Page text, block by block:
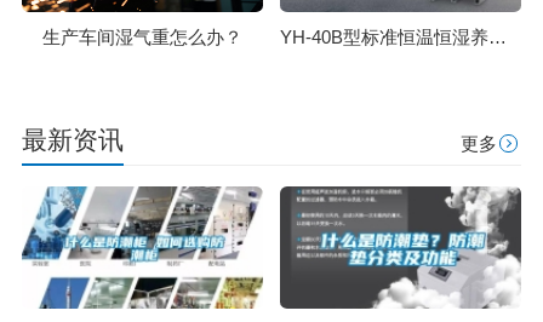
生产车间湿气重怎么办？ YH-40B型标准恒温恒湿养护箱技术参数及原理
最新资讯 更多